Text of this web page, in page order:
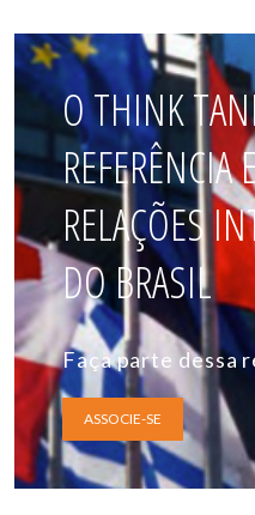
O THINK
REFERÊNCIA
RELAÇÕES
DO BRASIL
Faça parte dessa
ASSOCIE-SE